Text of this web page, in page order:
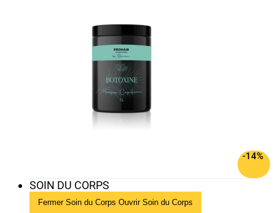
-14%
SOIN DU CORPS
Fermer Soin du Corps Ouvrir Soin du Corps